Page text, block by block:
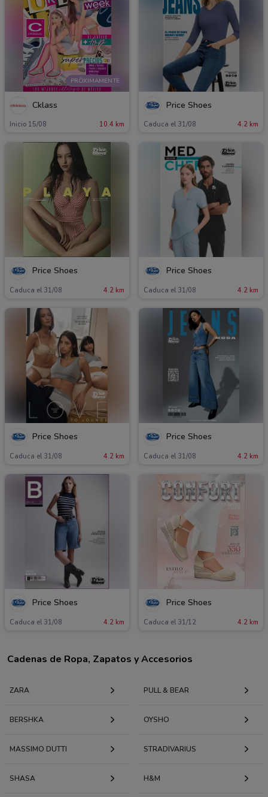
PRÓXIMAMENTE
Cklass
Inicio 15/08 10.4 km
Price Shoes
Caduca el 31/08 4.2 km
Price Shoes
Caduca el 31/08 4.2 km
Price Shoes
Caduca el 31/08 4.2 km
Price Shoes
Caduca el 31/08 4.2 km
Price Shoes
Caduca el 31/08 4.2 km
Price Shoes
Caduca el 31/08 4.2 km
Price Shoes
Caduca el 31/12 4.2 km
Cadenas de Ropa, Zapatos y Accesorios
ZARA PULL & BEAR
BERSHKA OYSHO
MASSIMO DUTTI STRADIVARIUS
SHASA H&M